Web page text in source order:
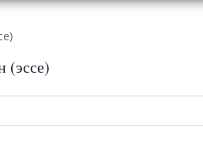
(эссе)